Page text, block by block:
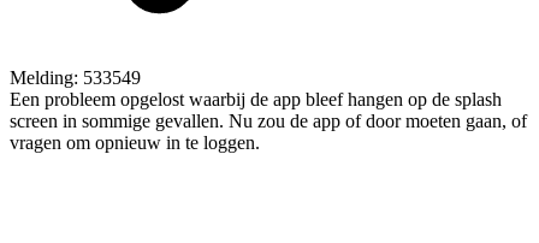
Melding: 533549
Een probleem opgelost waarbij de app bleef hangen op de splash
screen in sommige gevallen. Nu zou de app of door moeten gaan, of
vragen om opnieuw in te loggen.